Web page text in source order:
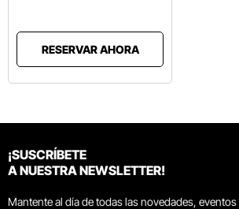
RESERVAR AHORA
¡SUSCRÍBETE
A NUESTRA NEWSLETTER!
Mantente al día de todas las novedades,